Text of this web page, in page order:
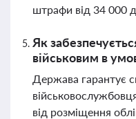
штрафи від 34 000
Як
військовим в
Держава гарантує
від розміщення